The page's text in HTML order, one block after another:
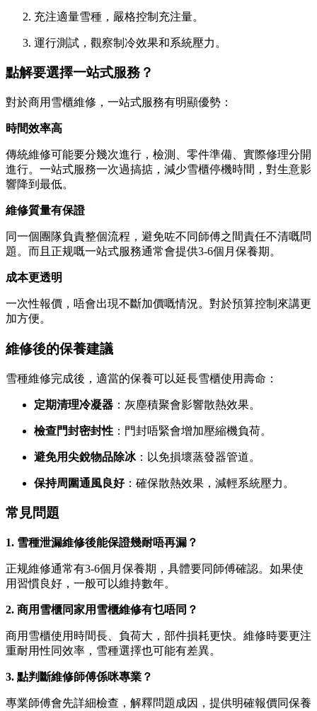
充注適量雪種，嚴格控制充注量。
運行測試，觀察制冷效果和系統壓力。
點解要選擇一站式服務？
對於商用雪櫃維修，一站式服務有明顯優勢：
時間效率高
傳統維修可能要分幾次進行，檢測、零件準備、實際修理分開
進行。一站式服務一次過搞掂，減少雪櫃停機時間，對生意影
響降到最低。
維修質量有保證
同一個團隊負責整個流程，避免咗不同師傅之間責任不清嘅問
題。而且正规嘅一站式服務通常會提供3-6個月保養期。
成本更透明
一次性報價，唔會出現不斷加價嘅情況。對於預算控制來講更
加方便。
維修後的保養建議
雪種維修完成後，適當的保養可以延長雪櫃使用壽命：
定期清理冷凝器 ：灰塵積聚會影響散熱效果。
檢查門封密封性 ：門封唔緊會增加壓縮機負荷。
避免用尖銳物品除冰：以免損壞蒸發器管道。
保持周圍通風良好：確保散熱效果，減輕系統壓力。
常見問題
1. 雪種泄漏維修後能保證幾耐唔再漏？
正规維修通常有3-6個月保養期，具體要同師傅確認。如果使
用習慣良好，一般可以維持數年。
2. 商用雪櫃同家用雪櫃維修有乜唔同？
商用雪櫃使用時間長、負荷大，部件損耗更快。維修時要更注
重耐用性同效率，雪種選擇也可能有差異。
3. 點判斷維修師傅係咪專業？
專業師傅會先詳細檢查，解釋問題成因，提供明確報價同保養